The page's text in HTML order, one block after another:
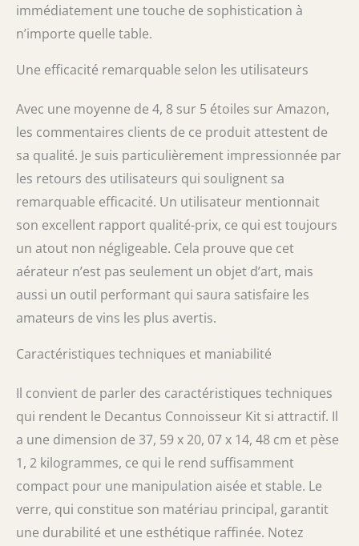
immédiatement une touche de sophistication à
n’importe quelle table.
Une efficacité remarquable selon les utilisateurs
Avec une moyenne de 4, 8 sur 5 étoiles sur Amazon,
les commentaires clients de ce produit attestent de
sa qualité. Je suis particulièrement impressionnée par
les retours des utilisateurs qui soulignent sa
remarquable efficacité. Un utilisateur mentionnait
son excellent rapport qualité-prix, ce qui est toujours
un atout non négligeable. Cela prouve que cet
aérateur n’est pas seulement un objet d’art, mais
aussi un outil performant qui saura satisfaire les
amateurs de vins les plus avertis.
Caractéristiques techniques et maniabilité
Il convient de parler des caractéristiques techniques
qui rendent le Decantus Connoisseur Kit si attractif. Il
a une dimension de 37, 59 x 20, 07 x 14, 48 cm et pèse
1, 2 kilogrammes, ce qui le rend suffisamment
compact pour une manipulation aisée et stable. Le
verre, qui constitue son matériau principal, garantit
une durabilité et une esthétique raffinée. Notez